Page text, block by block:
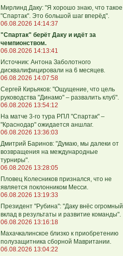
Мирлинд Даку: "Я хорошо знаю, что такое
"Спартак". Это большой шаг вперёд".
06.08.2026 14:14:37
"Спартак" берёт Даку и идёт за
чемпионством.
06.08.2026 14:13:41
Источник: Антона Заболотного
дисквалифицировали на 6 месяцев.
06.08.2026 14:07:58
Сергей Кирьяков: "Ощущение, что цель
руководства "Динамо" – развалить клуб".
06.08.2026 13:54:12
На матче 3-го тура РПЛ "Спартак" –
"Краснодар" ожидается аншлаг.
06.08.2026 13:36:03
Дмитрий Баринов: "Думаю, мы далеки от
возвращения на международные
турниры".
06.08.2026 13:28:05
Пловец Колесников признался, что не
является поклонником Месси.
06.08.2026 13:19:33
Президент "Рубина": "Даку внёс огромный
вклад в результаты и развитие команды".
06.08.2026 13:16:18
Махачкалинское близко к приобретению
полузащитника сборной Мавритании.
06.08.2026 13:04:22